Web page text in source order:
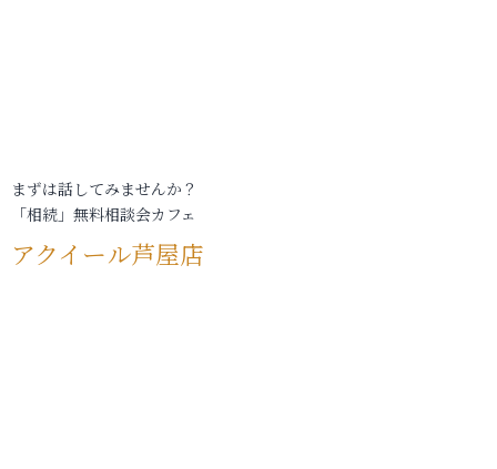
まずは話してみませんか？
「相続」無料相談会カフェ
アクイール芦屋店